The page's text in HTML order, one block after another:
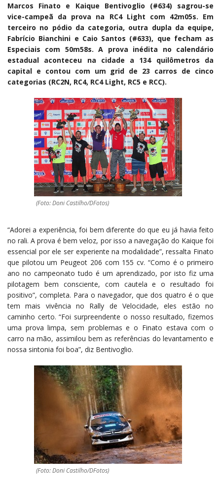
Marcos Finato e Kaique Bentivoglio (#634) sagrou-se
vice-campeã da prova na RC4 Light com 42m05s. Em
terceiro no pódio da categoria, outra dupla da equipe,
Fabrício Bianchini e Caio Santos (#633), que fecham as
Especiais com 50m58s. A prova inédita no calendário
estadual aconteceu na cidade a 134 quilômetros da
capital e contou com um grid de 23 carros de cinco
categorias (RC2N, RC4, RC4 Light, RC5 e RCC).
(Foto: Doni Castilho/DFotos)
“Adorei a experiência, foi bem diferente do que eu já havia feito
no rali. A prova é bem veloz, por isso a navegação do Kaique foi
essencial por ele ser experiente na modalidade”, ressalta Finato
que pilotou um Peugeot 206 com 155 cv. “Como é o primeiro
ano no campeonato tudo é um aprendizado, por isto fiz uma
pilotagem bem consciente, com cautela e o resultado foi
positivo”, completa. Para o navegador, que dos quatro é o que
tem mais vivência no Rally de Velocidade, eles estão no
caminho certo. “Foi surpreendente o nosso resultado, fizemos
uma prova limpa, sem problemas e o Finato estava com o
carro na mão, assimilou bem as referências do levantamento e
nossa sintonia foi boa”, diz Bentivoglio.
(Foto: Doni Castilho/DFotos)